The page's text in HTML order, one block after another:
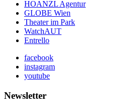
HOANZL Agentur
GLOBE Wien
Theater im Park
WatchAUT
Entrello
facebook
instagram
youtube
Newsletter